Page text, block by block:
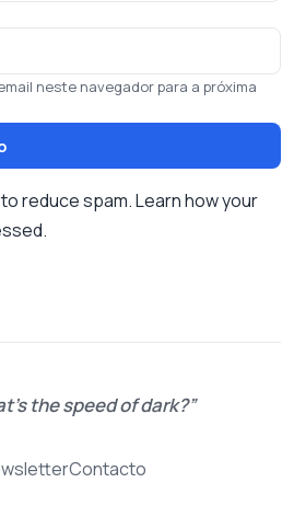
neste navegador para a próxima
reduce spam.Learn how your
the speed of dark?
Contacto